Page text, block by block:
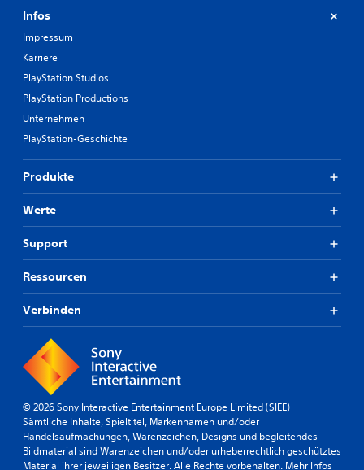
Infos
Impressum
Karriere
PlayStation Studios
PlayStation Productions
Unternehmen
PlayStation-Geschichte
Produkte
Werte
Support
Ressourcen
Verbinden
© 2026 Sony Interactive Entertainment Europe Limited (SIEE)
Sämtliche Inhalte, Spieltitel, Markennamen und/oder
Handelsaufmachungen, Warenzeichen, Designs und begleitendes
Bildmaterial sind Warenzeichen und/oder urheberrechtlich geschütztes
Material ihrer jeweiligen Besitzer. Alle Rechte vorbehalten. Mehr Infos